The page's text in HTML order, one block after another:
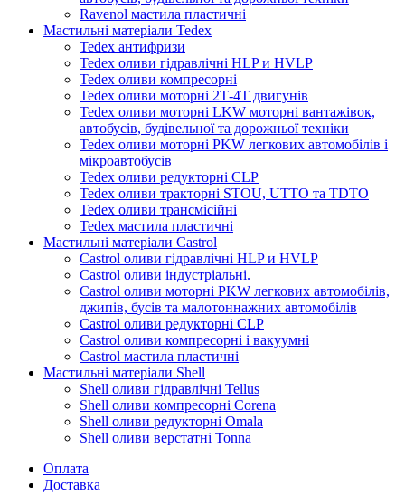
Ravenol мастила пластичні
Мастильні матеріали Tedex
Tedex антифризи
Tedex оливи гідравлічні HLP и HVLP
Tedex оливи компресорні
Tedex оливи моторні 2Т-4Т двигунів
Tedex оливи моторні LKW моторні вантажівок,
автобусів, будівельної та дорожньої техніки
Tedex оливи моторні PKW легкових автомобілів і
мікроавтобусів
Tedex оливи редукторні CLP
Tedex оливи тракторні STOU, UTTO та TDTO
Tedex оливи трансмісійні
Tedex мастила пластичні
Мастильні матеріали Castrol
Castrol оливи гідравлічні HLP и HVLP
Castrol оливи індустріальні.
Castrol оливи моторні PKW легкових автомобілів,
джипів, бусів та малотоннажних автомобілів
Castrol оливи редукторні CLP
Castrol оливи компресорні і вакуумні
Castrol мастила пластичні
Мастильні матеріали Shell
Shell оливи гідравлічні Tellus
Shell оливи компресорні Corena
Shell оливи редукторні Omala
Shell оливи верстатні Tonna
Оплата
Доставка